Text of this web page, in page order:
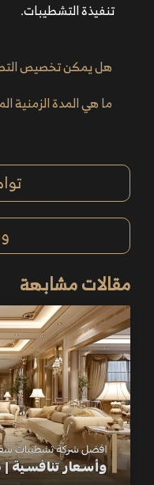
تنفيذة التشطيبات.
هل يمكن تخصيص
ما هي المدة الزمنية
مقالات مشابهة